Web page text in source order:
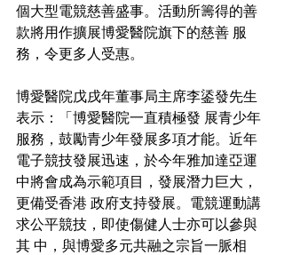
個大型電競慈善盛事。活動所籌得的善
款將用作擴展博愛醫院旗下的慈善 服
務，令更多人受惠。
博愛醫院戊戌年董事局主席李鋈發先生
表示：「博愛醫院一直積極發 展青少年
服務，鼓勵青少年發展多項才能。近年
電子競技發展迅速，於今年雅加達亞運
中將會成為示範項目，發展潛力巨大，
更備受香港 政府支持發展。電競運動講
求公平競技，即使傷健人士亦可以參與
其 中，與博愛多元共融之宗旨一脈相